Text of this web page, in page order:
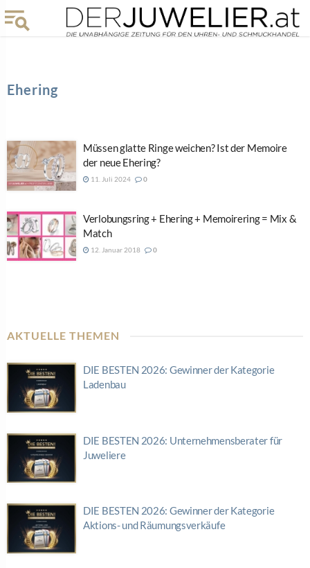
Ehering
Müssen glatte Ringe weichen? Ist der Memoire
der neue Ehering?
11. Juli 2024 0
Verlobungsring + Ehering + Memoirering = Mix &
Match
12. Januar 2018 0
AKTUELLE THEMEN
DIE BESTEN 2026: Gewinner der Kategorie
Ladenbau
DIE BESTEN 2026: Unternehmensberater für
Juweliere
DIE BESTEN 2026: Gewinner der Kategorie
Aktions- und Räumungsverkäufe